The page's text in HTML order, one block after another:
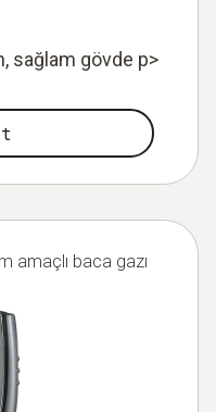
sağlam gövde p>
amaçlı baca gazı